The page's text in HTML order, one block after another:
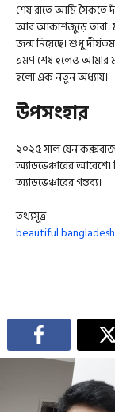
শেষ রাতে আমি সৈকতে
আর আকাশজুড়ে তারা।
জন্ম নিয়েছে। শুধু
ভ্রমণ শেষ হলেও আমার
হলো এক নতুন অধ্যায়।
উপসংহার
২০২৫ সাল যেন
অ্যাডভেঞ্চারের আবেশে।
অ্যাডভেঞ্চারের গন্তব্য।
তথ্যসূত্র
beautiful bangladesh